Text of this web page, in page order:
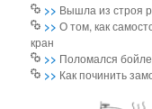
>> Вышла из строя
>>О том, как
кран
>> Поломался
>> Как починить